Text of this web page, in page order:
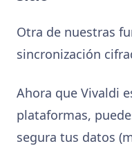
Otra de nuestras
sincronización
Ahora que Vivaldi
plataformas,
segura tus datos